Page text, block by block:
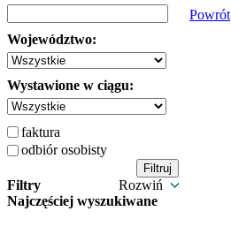
Województwo:
Wystawione w ciągu:
faktura
odbiór osobisty
Filtry
Rozwiń
Najczęściej wyszukiwane
Powrót